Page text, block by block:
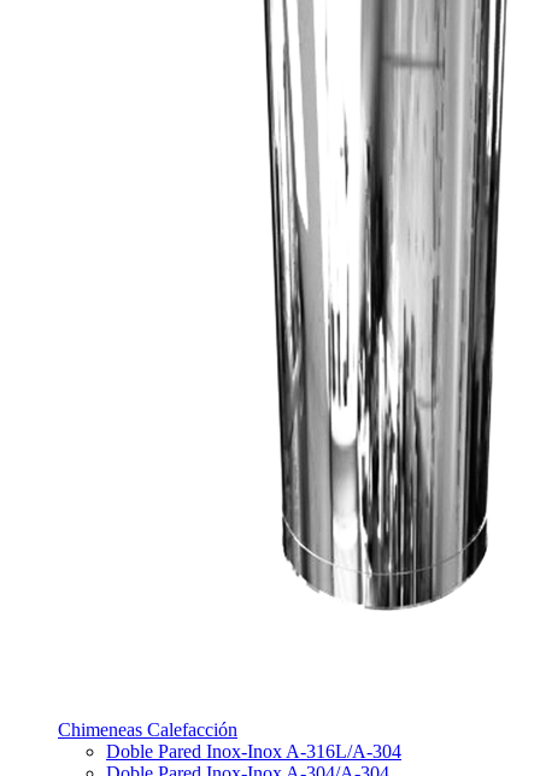
Chimeneas Calefacción
Doble Pared Inox-Inox A-316L/A-304